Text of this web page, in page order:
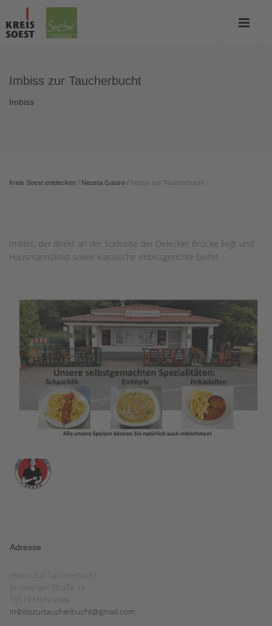
Imbiss zur Taucherbucht
Imbiss
Kreis Soest entdecken / Neusta Gastro / Imbiss zur Taucherbucht
Imbiss, der direkt an der Südseite der Delecker Brücke liegt und
Hausmannskost sowie klassische Imbissgerichte bietet.
Adresse
Imbiss zur Taucherbucht
Arnsberger Straße 1a
59519 Möhnesee
imbisszurtaucherbucht@gmail.com